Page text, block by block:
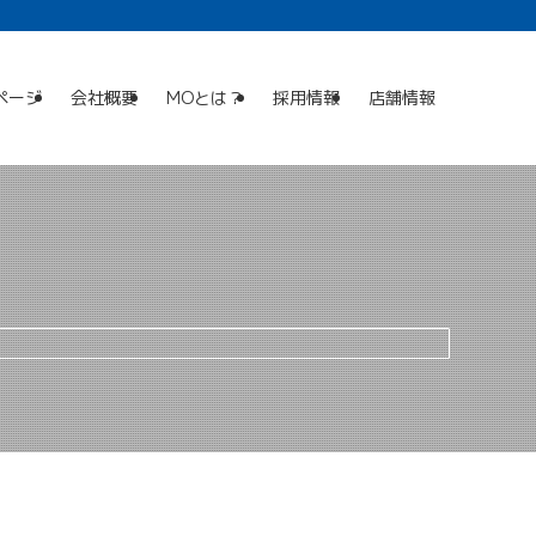
ージ 会社概要 MOとは？ 採用情報 店舗情報